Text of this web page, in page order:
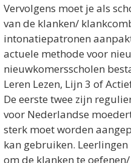
Vervolgens moet je als
van de klanken/
intonatiepatronen
actuele methode voor
nieuwkomersscholen
Leren Lezen, Lijn 3 of
De eerste twee zijn
voor Nederlandse
sterk moet worden
kan gebruiken.
om de klanken te